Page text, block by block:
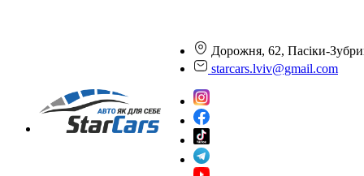
Дорожня, 62, Пасіки-
starcars.lviv@gmail.com